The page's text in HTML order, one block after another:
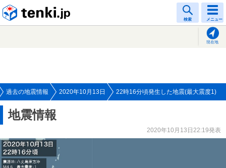
検索 メニュー
現在地
過去の地震情報 2020年10月13日 22時16分頃発生した地震(最大震度1)
地震情報
2020年10月13日22:19発表